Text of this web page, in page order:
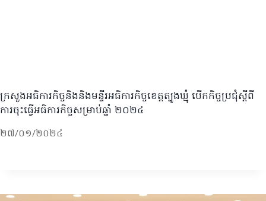
ក្រសួងអធិការកិច្ចនិងនិងមន្ទីរអធិការកិច្ចខេត្តត្បូងឃ្មុំ បើកកិច្ចប្រជុំស្តីពី
ការចុះធ្វើអធិការកិច្ចសម្រាប់ឆ្នាំ ២០២៤
២៧/០១/២០២៤